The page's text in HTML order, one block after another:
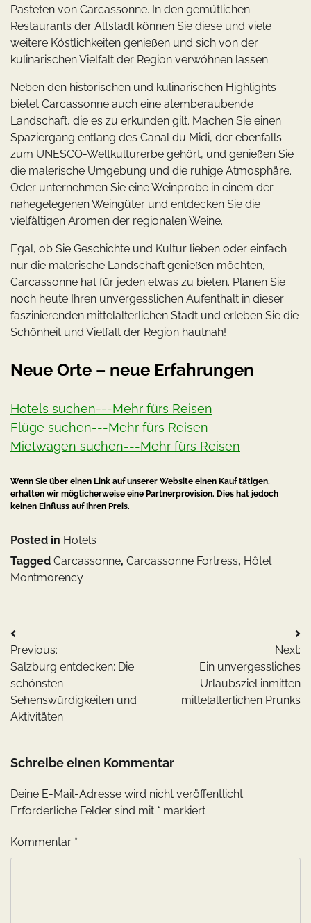
Pasteten von Carcassonne. In den gemütlichen
Restaurants der Altstadt können Sie diese und viele
weitere Köstlichkeiten genießen und sich von der
kulinarischen Vielfalt der Region verwöhnen lassen.
Neben den historischen und kulinarischen Highlights
bietet Carcassonne auch eine atemberaubende
Landschaft, die es zu erkunden gilt. Machen Sie einen
Spaziergang entlang des Canal du Midi, der ebenfalls
zum UNESCO-Weltkulturerbe gehört, und genießen Sie
die malerische Umgebung und die ruhige Atmosphäre.
Oder unternehmen Sie eine Weinprobe in einem der
nahegelegenen Weingüter und entdecken Sie die
vielfältigen Aromen der regionalen Weine.
Egal, ob Sie Geschichte und Kultur lieben oder einfach
nur die malerische Landschaft genießen möchten,
Carcassonne hat für jeden etwas zu bieten. Planen Sie
noch heute Ihren unvergesslichen Aufenthalt in dieser
faszinierenden mittelalterlichen Stadt und erleben Sie die
Schönheit und Vielfalt der Region hautnah!
Neue Orte – neue Erfahrungen
Hotels suchen---Mehr fürs Reisen
Flüge suchen---Mehr fürs Reisen
Mietwagen suchen---Mehr fürs Reisen
Wenn Sie über einen Link auf unserer Website einen Kauf tätigen,
erhalten wir möglicherweise eine Partnerprovision. Dies hat jedoch
keinen Einfluss auf Ihren Preis.
Posted in Hotels
Tagged Carcassonne, Carcassonne Fortress, Hôtel
Montmorency
Beitragsnavigation
Previous:
Salzburg entdecken: Die
schönsten
Sehenswürdigkeiten und
Aktivitäten
Next:
Ein unvergessliches
Urlaubsziel inmitten
mittelalterlichen Prunks
Schreibe einen Kommentar
Deine E-Mail-Adresse wird nicht veröffentlicht.
Erforderliche Felder sind mit * markiert
Kommentar *